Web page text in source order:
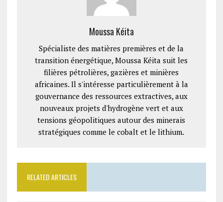
Moussa Kéita
Spécialiste des matières premières et de la
transition énergétique, Moussa Kéita suit les
filières pétrolières, gazières et minières
africaines. Il s'intéresse particulièrement à la
gouvernance des ressources extractives, aux
nouveaux projets d'hydrogène vert et aux
tensions géopolitiques autour des minerais
stratégiques comme le cobalt et le lithium.
RELATED ARTICLES